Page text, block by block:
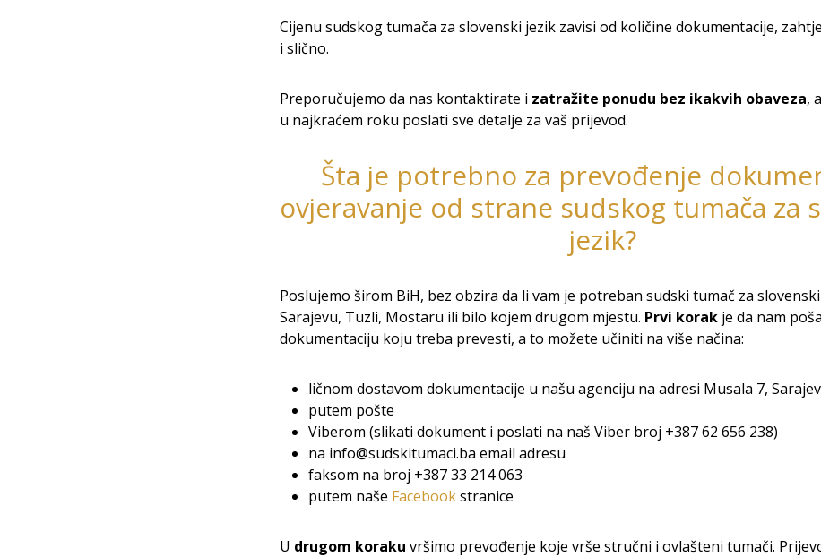
Cijenu sudskog tumača za slovenski jezik zavisi od količine dokumentacije,
i slično.
Preporučujemo da nas kontaktirate i zatražite ponudu bez ikakvih obaveza,
u najkraćem roku poslati sve detalje za vaš prijevod.
Šta je potrebno za prevođenje
ovjeravanje od strane sudskog tumača za
jezik?
Poslujemo širom BiH, bez obzira da li vam je potreban sudski tumač za
Sarajevu, Tuzli, Mostaru ili bilo kojem drugom mjestu. Prvi korak je da nam
dokumentaciju koju treba prevesti, a to možete učiniti na više načina:
ličnom dostavom dokumentacije u našu agenciju na adresi Musala 7,
putem pošte
Viberom (slikati dokument i poslati na naš Viber broj +387 62 656 238)
na info@sudskitumaci.ba email adresu
faksom na broj +387 33 214 063
putem naše Facebookstranice
U drugom koraku vršimo prevođenje koje vrše stručni i ovlašteni tumači.